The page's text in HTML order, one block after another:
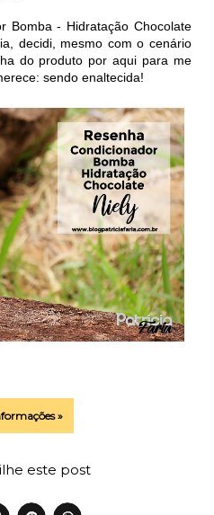
Bomba - Hidratação Chocolate
decidi, mesmo com o cenário
do produto por aqui para me
sendo enaltecida!
»
este post